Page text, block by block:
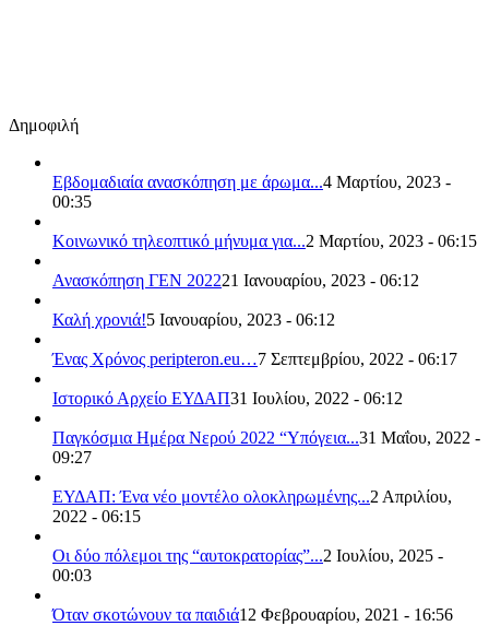
Δημοφιλή
Εβδομαδιαία ανασκόπηση με άρωμα...4 Μαρτίου, 2023 -
00:35
Κοινωνικό τηλεοπτικό μήνυμα για...2 Μαρτίου, 2023 - 06:15
Ανασκόπηση ΓΕΝ 202221 Ιανουαρίου, 2023 - 06:12
Καλή χρονιά!5 Ιανουαρίου, 2023 - 06:12
Ένας Χρόνος peripteron.eu…7 Σεπτεμβρίου, 2022 - 06:17
Ιστορικό Αρχείο ΕΥΔΑΠ31 Ιουλίου, 2022 - 06:12
Παγκόσμια Ημέρα Νερού 2022 “Υπόγεια...31 Μαΐου, 2022 -
09:27
ΕΥΔΑΠ: Ένα νέο μοντέλο ολοκληρωμένης...2 Απριλίου,
2022 - 06:15
Οι δύο πόλεμοι της “αυτοκρατορίας”...2 Ιουλίου, 2025 -
00:03
Όταν σκοτώνουν τα παιδιά12 Φεβρουαρίου, 2021 - 16:56